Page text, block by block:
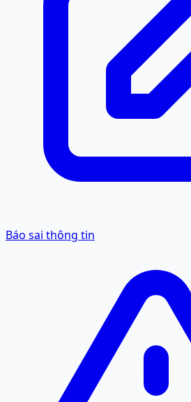
Báo sai thông tin